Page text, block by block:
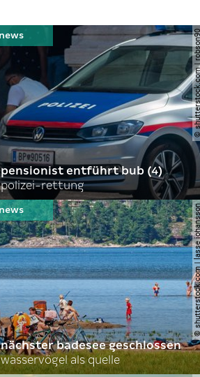
©
pensionist entführt bub (4)
polizei-rettung
©
nächster badesee geschlossen
wasservögel als quelle